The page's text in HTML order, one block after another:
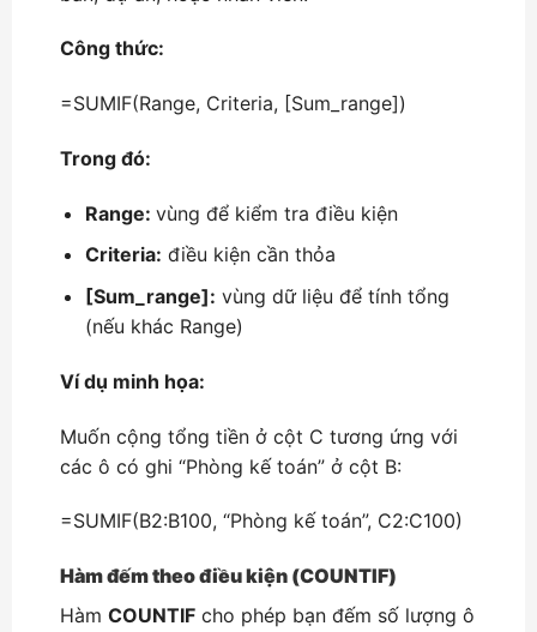
Công thức:
=SUMIF(Range, Criteria, [Sum_range])
Trong đó:
Range: vùng để kiểm tra điều kiện
Criteria: điều kiện cần thỏa
[Sum_range]: vùng dữ liệu để tính tổng
(nếu khác Range)
Ví dụ minh họa:
Muốn cộng tổng tiền ở cột C tương ứng với
các ô có ghi “Phòng kế toán” ở cột B:
=SUMIF(B2:B100, “Phòng kế toán”, C2:C100)
Hàm đếm theo điều kiện (COUNTIF)
Hàm COUNTIF cho phép bạn đếm số lượng ô